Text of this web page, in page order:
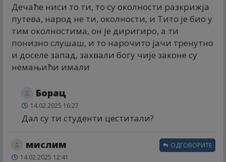
Дечаће ниси то ти, то су околности разкрижја
путева, народ не ти, околности, и Тито је био у
тим околностима, он је диригиро, а ти
понизно слушаш, и то нарочито јачи тренутно
и доселе запад, захвали богу чије законе су
немањићи имали
Борац
14.02.2025 16:27
Дал су ти студенти цеститали?
мислим
14.02.2025 12:41
ОДГОВОРИТЕ